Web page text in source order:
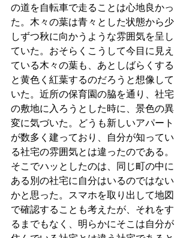
の道を自転車で走ることは心地良かっ
た。木々の葉は青々とした状態から少
しずつ秋に向かうような雰囲気を呈し
ていた。おそらくこうして今目に見え
ている木々の葉も、あとしばらくする
と黄色く紅葉するのだろうと想像して
いた。近所の保育園の脇を通り、社宅
の敷地に入ろうとした時に、景色の異
変に気づいた。どうも新しいアパート
が数多く建っており、自分が知ってい
る社宅の雰囲気とは違ったのである。
そこでハッとしたのは、同じ町の中に
ある別の社宅に自分はいるのではない
かと思った。スマホを取り出して地図
で確認することも考えたが、それをす
るまでもなく、明らかにそこは自分が